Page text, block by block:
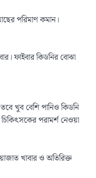
পরিমাণ কমান।
ফাইবার কিডনির বোঝা
খুব বেশি পানিও কিডনি
পরামর্শ নেওয়া
খাবার ও অতিরিক্ত